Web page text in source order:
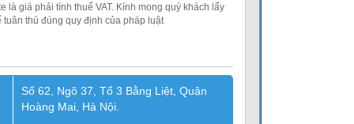
là giá phải tính thuế VAT. Kính mong quý khách lấy
thủ đúng quy định của pháp luật
Số 62, Ngõ 37, Tổ 3 Bằng Liệt, Quận
Hoàng Mai, Hà Nội.